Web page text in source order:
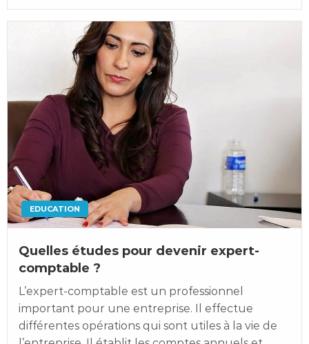
EDUCATION
Quelles études pour devenir expert-
comptable ?
L’expert-comptable est un professionnel
important pour une entreprise. Il effectue
différentes opérations qui sont utiles à la vie de